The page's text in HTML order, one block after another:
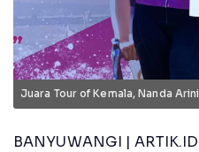
Juara Tour of Kemala, Nanda Arini
BANYUWANGI |